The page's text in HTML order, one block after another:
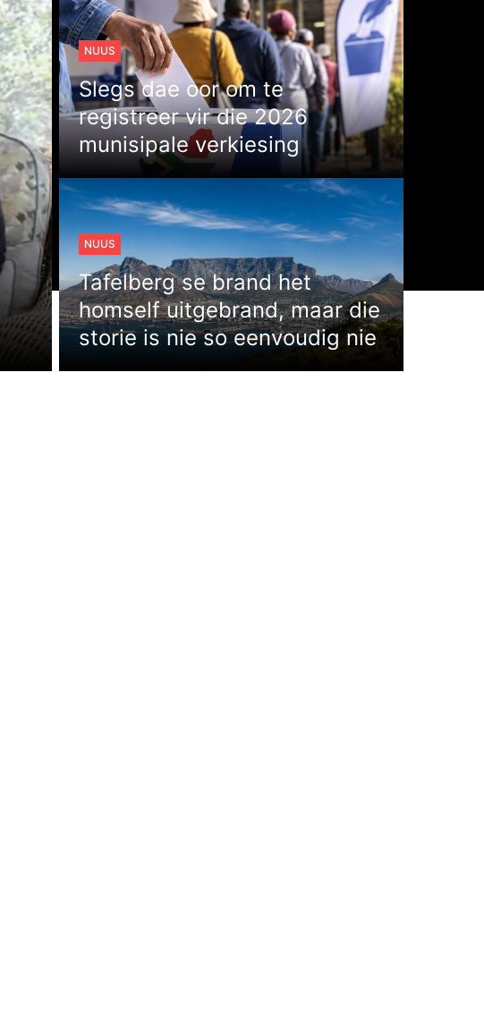
NUUS
Slegs dae oor om te
registreer vir die 2026
munisipale verkiesing
NUUS
Tafelberg se brand het
homself uitgebrand, maar die
storie is nie so eenvoudig nie